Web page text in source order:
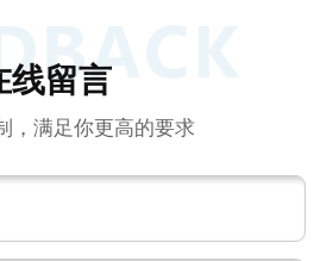
线留言
，满足你更高的要求